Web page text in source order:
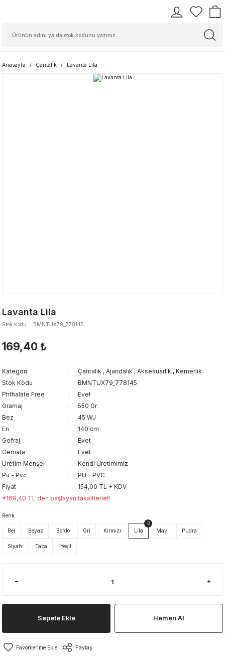
Anasayfa Çantalık Lavanta Lila
Lavanta Lila
Stok Kodu BMNTUX79_778145
169,40 ₺
Kategori Çantalık , Ajandalık , Aksesuarlık , Kemerlik
Stok Kodu
BMNTUX79_778145
Phthalate Free
Evet
Gramaj
550 Gr
Bez
45 WJ
En
140 cm
Gofraj
Evet
Gemata
Evet
Üretim Menşei
Kendi Üretimimiz
Pu - Pvc
PU - PVC
Fiyat
154,00 TL + KDV
*169,40 TL den başlayan taksitlerle!!
Renk
Bej Beyaz Bordo Gri Kırmızı Lila Mavi Pudra
Siyah Taba Yeşil
Sepete Ekle Hemen Al
Paylaş